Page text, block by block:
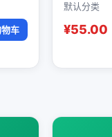
车
默认分类
¥55.00